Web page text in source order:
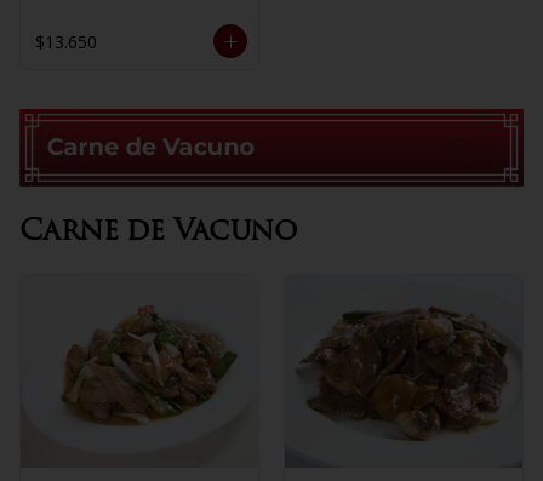
$13.650
Carne de Vacuno